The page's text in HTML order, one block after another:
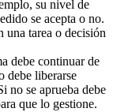
su nivel de
se acepta o no.
una tarea o decisión
debe continuar de
debe liberarse
no se aprueba debe
que lo gestione.